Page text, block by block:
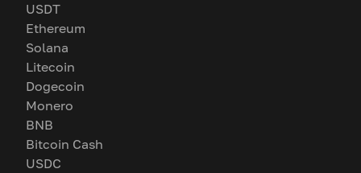
USDT
Ethereum
Solana
Litecoin
Dogecoin
Monero
BNB
Bitcoin Cash
USDC